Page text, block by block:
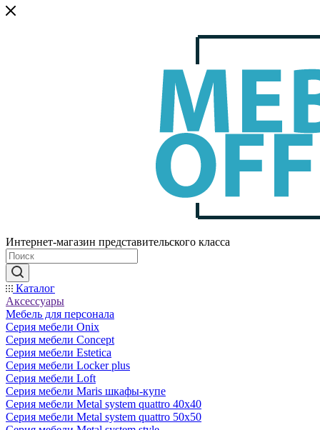
Интернет-магазин представительского класса
Каталог
Аксессуары
Мебель для персонала
Серия мебели Onix
Серия мебели Concept
Серия мебели Estetica
Серия мебели Locker plus
Серия мебели Loft
Серия мебели Maris шкафы-купе
Серия мебели Metal system quattro 40x40
Серия мебели Metal system quattro 50x50